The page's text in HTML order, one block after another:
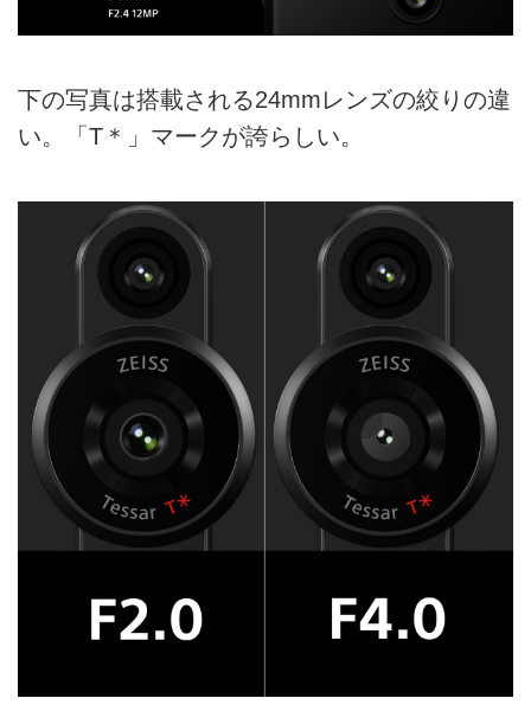
下の写真は搭載される24mmレンズの絞りの違
い。「T＊」マークが誇らしい。